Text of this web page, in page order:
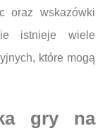
oraz wskazówki
istnieje wiele
które mogą
gry na